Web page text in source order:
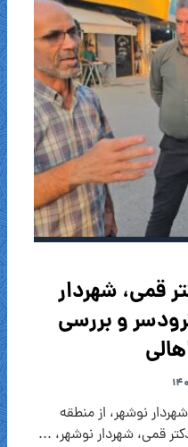
قمی، شهردار
و بررسی
نوشهر، از منطقه
قمی، شهردار نوشهر، ...